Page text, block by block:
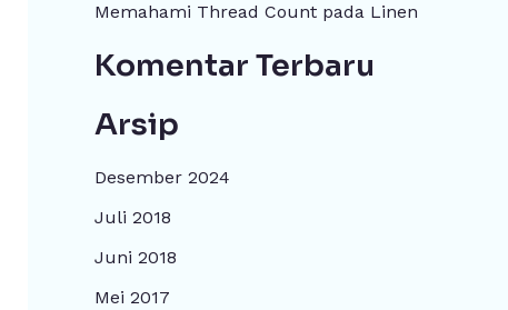
k
:
Memahami Thread Count pada Linen
Komentar Terbaru
Arsip
Desember 2024
Juli 2018
Juni 2018
Mei 2017